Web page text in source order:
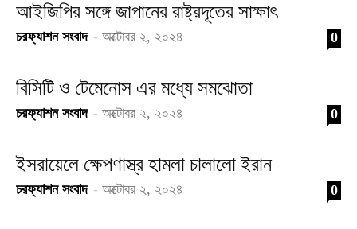
আইজিপির সঙ্গে জাপানের রাষ্ট্রদূতের সাক্ষাৎ
চরফ্যাশন সংবাদ - অক্টোবর ২, ২০২৪ 0
বিসিটি ও টেমেনোস এর মধ্যে সমঝোতা
চরফ্যাশন সংবাদ - অক্টোবর ২, ২০২৪ 0
ইসরায়েলে ক্ষেপণাস্ত্র হামলা চালালো ইরান
চরফ্যাশন সংবাদ - অক্টোবর ২, ২০২৪ 0